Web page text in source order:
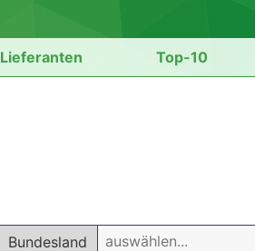
Lieferanten Top-10
Bundesland